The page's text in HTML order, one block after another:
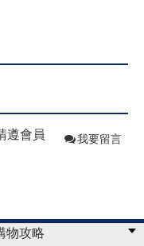
遵會員
我要留言
物攻略